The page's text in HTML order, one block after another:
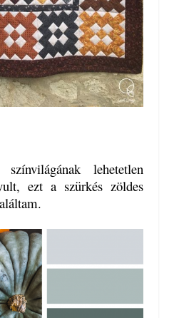
lehetetlen
ezt a szürkés zöldes